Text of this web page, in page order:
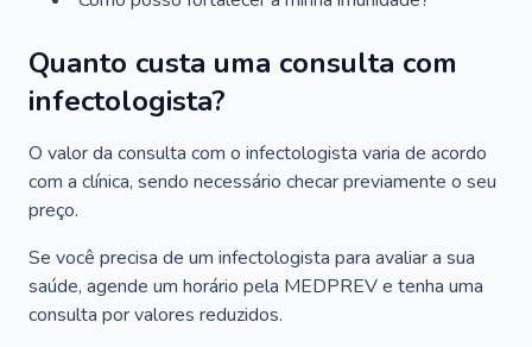
Quanto custa uma consulta com
infectologista?
O valor da consulta com o infectologista varia de acordo
com a clínica, sendo necessário checar previamente o seu
preço.
Se você precisa de um infectologista para avaliar a sua
saúde, agende um horário pela MEDPREV e tenha uma
consulta por valores reduzidos.